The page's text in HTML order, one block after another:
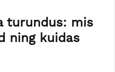
turundus: mis
ning kuidas